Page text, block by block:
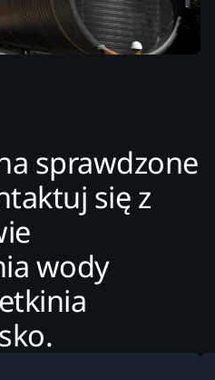
sprawdzone
się z
wody